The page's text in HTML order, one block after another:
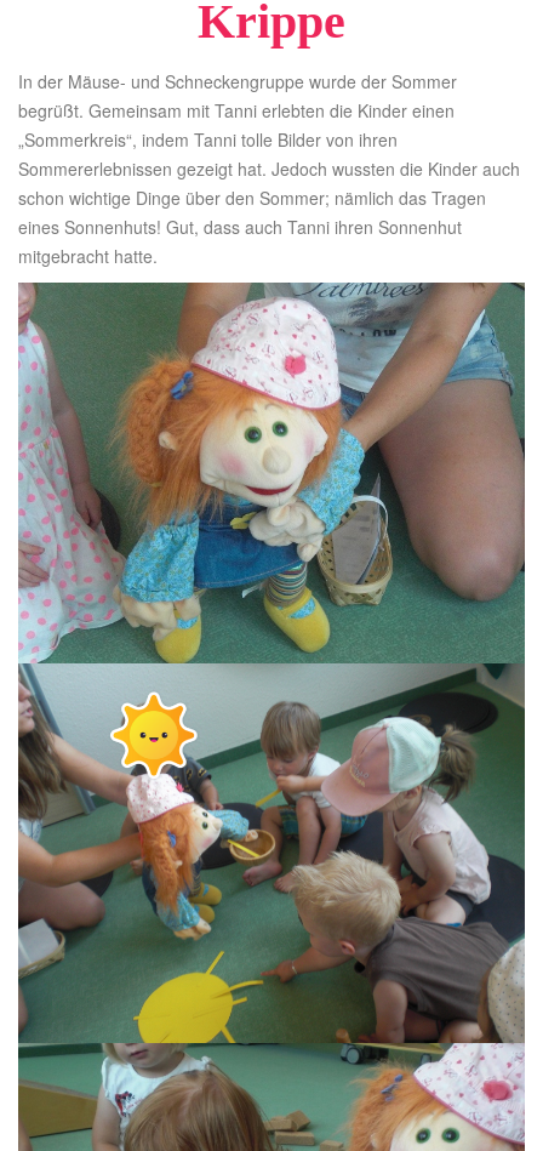
Krippe
In der Mäuse- und Schneckengruppe wurde der Sommer
begrüßt. Gemeinsam mit Tanni erlebten die Kinder einen
„Sommerkreis“, indem Tanni tolle Bilder von ihren
Sommererlebnissen gezeigt hat. Jedoch wussten die Kinder auch
schon wichtige Dinge über den Sommer; nämlich das Tragen
eines Sonnenhuts! Gut, dass auch Tanni ihren Sonnenhut
mitgebracht hatte.